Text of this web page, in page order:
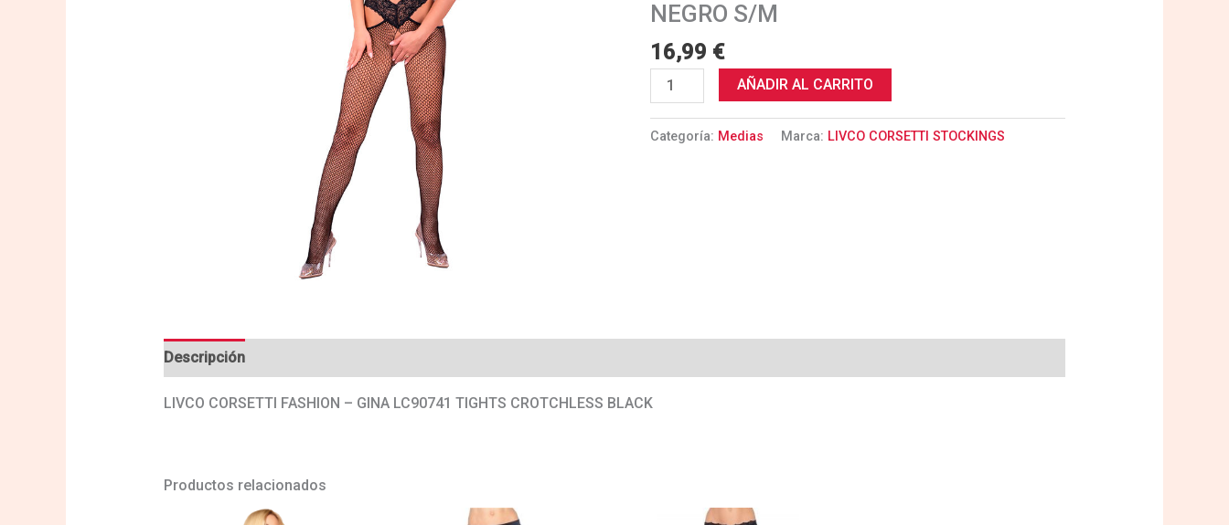
NEGRO S/M
16,99 €
CROTCHLESS
S/M
cantidad
AÑADIR AL CARRITO
Categoría: Medias Marca: LIVCO CORSETTI STOCKINGS
Descripción
LIVCO CORSETTI FASHION – GINA LC90741 TIGHTS CROTCHLESS BLACK
Productos relacionados